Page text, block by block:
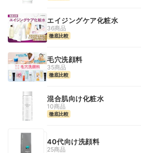
エイジングケア化粧水
36商品
徹底比較
毛穴洗顔料
35商品
徹底比較
混合肌向け化粧水
10商品
徹底比較
40代向け洗顔料
25商品